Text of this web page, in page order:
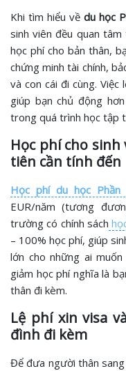
Khi tìm hiểu về du học
sinh viên đều quan
học phí cho bản thân,
chứng minh tài chính,
và con cái đi cùng.
giúp bạn chủ động
trong quá trình học tập
Học phí cho sinh
tiên cần tính đến
Học phí du học Phần
EUR/năm (tương
trường có chính sách
– 100% học phí, giúp
lớn cho những ai muốn
giảm học phí nghĩa là
thân đi kèm.
Lệ phí xin visa
đình đi kèm
Để đưa người thân